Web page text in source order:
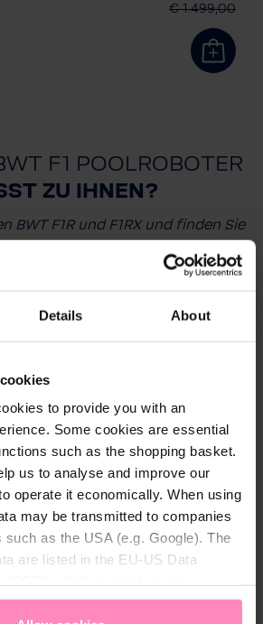
Details About
to provide you with an
Some cookies are essential
such as the shopping basket.
us to analyse and improve our
operate it economically. When using
may be transmitted to companies
as the USA (e.g. Google). The
are listed in the EU-US Data
protection. You canaccept all
€ 1.499,00
F1 POOLROBOTER
ZU IHNEN?
BWT F1R und F1RX und finden Sie
F1R BWT Poolroboter F1RX
Poolgröße
Bis zu 12 m, für alle
Formen & Ausführungen